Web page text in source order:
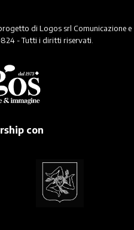
di Logos srl Comunicazione e
- Tutti i diritti riservati.
con